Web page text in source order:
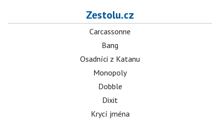
Zestolu.cz
Carcassonne
Bang
Osadníci z Katanu
Monopoly
Dobble
Dixit
Krycí jména